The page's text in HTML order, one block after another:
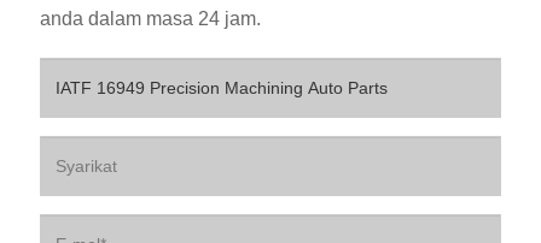
anda dalam masa 24 jam.